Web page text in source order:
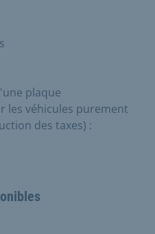
plaque
les véhicules purement
des taxes) :